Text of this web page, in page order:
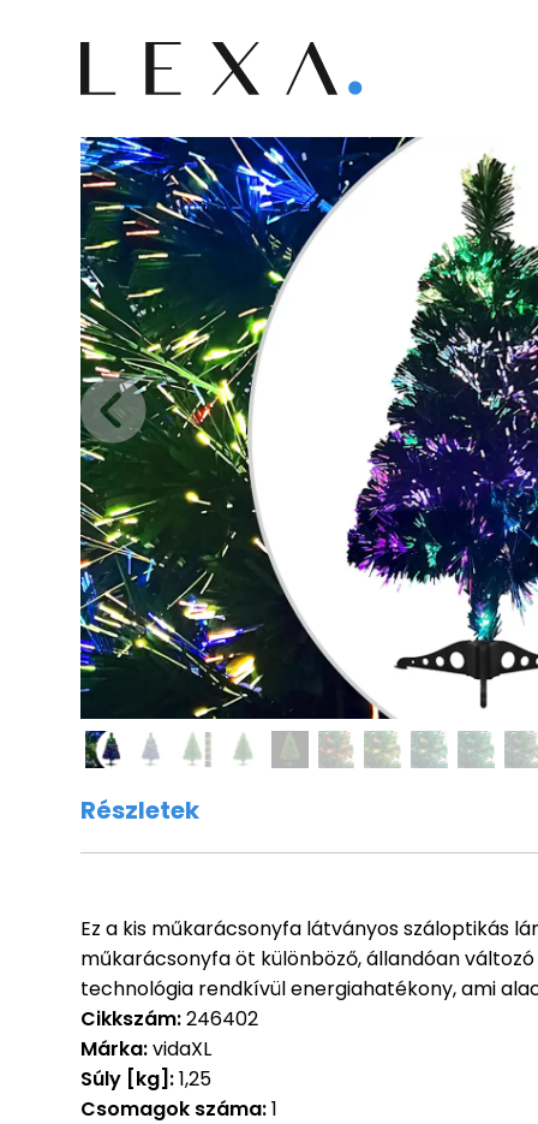
Részletek
Ez a kis műkarácsonyfa látványos száloptikás
műkarácsonyfa öt különböző, állandóan
technológia rendkívül energiahatékony, ami
Cikkszám:246402
Márka:vidaXL
Súly [kg]:1,25
Csomagok száma:1